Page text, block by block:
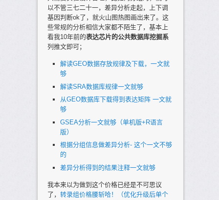
以不管三七二十一，差异分析走起，上下调
基因判断ok了，就火山图热图画出来了。这
些常规的分析相信大家都不陌生了，基本上
看我10年前的表达芯片的公共数据库挖掘系
列推文即可；
解读GEO数据存放规律及下载，一文就
够
解读SRA数据库规律一文就够
从GEO数据库下载得到表达矩阵 一文就
够
GSEA分析一文就够（单机版+R语言
版）
根据分组信息做差异分析- 这个一文不够
的
差异分析得到的结果注释一文就够
我本来以为做到这个价格已经是不可思议
了， 转录组价格腰斩哈！（优化升级后单个